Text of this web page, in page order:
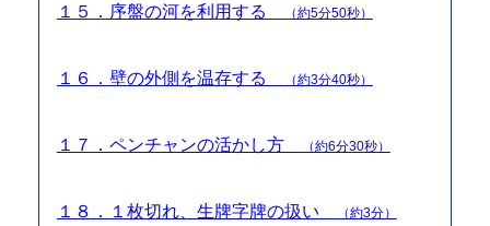
１５．序盤の河を利用する （約5分50秒）
１６．壁の外側を温存する （約3分40秒）
１７．ペンチャンの活かし方 （約6分30秒）
１８．１枚切れ、生牌字牌の扱い （約3分）